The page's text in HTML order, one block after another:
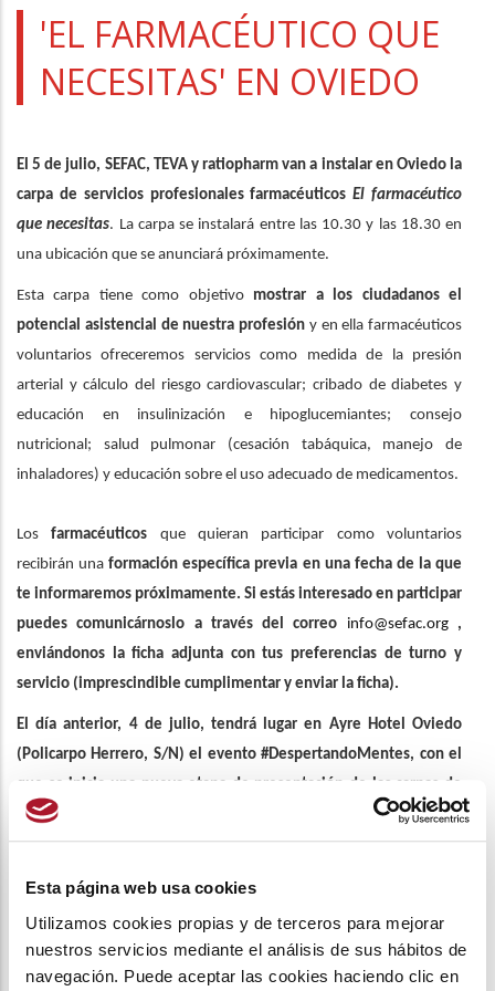
Esta página web usa cookies
Utilizamos cookies propias y de terceros para mejorar
nuestros servicios mediante el análisis de sus hábitos de
navegación. Puede aceptar las cookies haciendo clic en
la
navegación
'EL FARMACÉUTICO QUE
NECESITAS' EN OVIEDO
El 5 de julio, SEFAC, TEVA y ratiopharm van a instalar en Oviedo la
carpa de servicios profesionales farmacéuticosEl farmacéutico
que necesitas. La carpa se instalará entre las 10.30 y las 18.30 en
una ubicación que se anunciará próximamente.
Esta carpa tiene como objetivo mostrar a los ciudadanos el
potencial asistencial de nuestra profesión y en ella farmacéuticos
voluntarios ofreceremos servicios como medida de la presión
arterial y cálculo del riesgo cardiovascular; cribado de diabetes y
educación en insulinización e hipoglucemiantes; consejo
nutricional; salud pulmonar (cesación tabáquica, manejo de
inhaladores) y educación sobre el uso adecuado de medicamentos.
Losfarmacéuticos que quieran participar como voluntarios
recibirán una formación específica previa en una fecha de la que
te informaremos próximamente. Si estás interesado en participar
puedes comunicárnoslo a través del correo info@sefac.org,
enviándonos la ficha adjunta con tus preferencias de turno y
servicio (imprescindible cumplimentar y enviar la ficha).
El día anterior, 4 de julio, tendrá lugar en Ayre Hotel Oviedo
(Policarpo Herrero, S/N) el evento #DespertandoMentes, con el
que se inicia una nueva etapa de presentación de las carpas de
SPF.En este evento se explicará cómo derribar todas aquellas
barreras y excusas –no saber ofertar un servicio, necesidad de
y se darán las claves para gestionar las resistencias al cambio desde